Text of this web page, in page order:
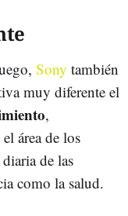
Sony también
muy diferente el
,
área de los
de las
como la salud.